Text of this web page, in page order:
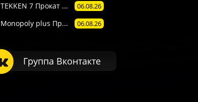
TEKKEN 7 Прокат ... 06.08.26
Monopoly plus Пр... 06.08.26
Группа Вконтакте